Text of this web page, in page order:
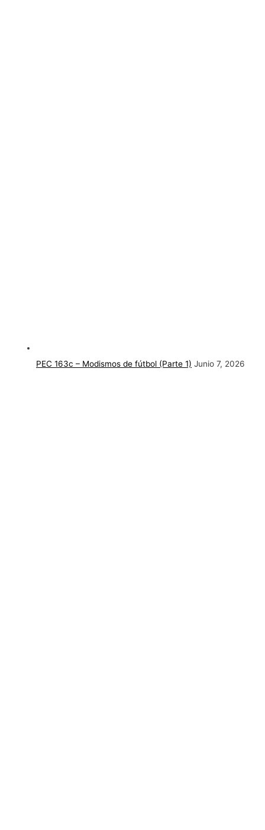
PEC 163c – Modismos de fútbol (Parte 1) Junio 7, 2026